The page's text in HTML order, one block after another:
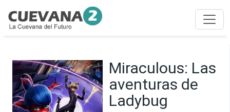
Miraculous: Las
aventuras de
Ladybug